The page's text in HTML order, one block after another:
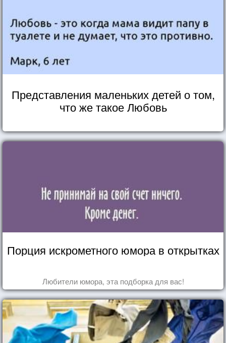
Представления маленьких детей о том,
что же такое Любовь
Порция искрометного юмора в открытках
Любители юмора, эта подборка для вас!